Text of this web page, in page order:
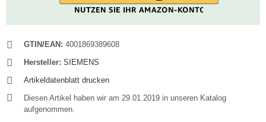
GTIN/EAN: 4001869389608
Hersteller: SIEMENS
Artikeldatenblatt drucken
Diesen Artikel haben wir am 29.01.2019 in unseren Katalog
aufgenommen.